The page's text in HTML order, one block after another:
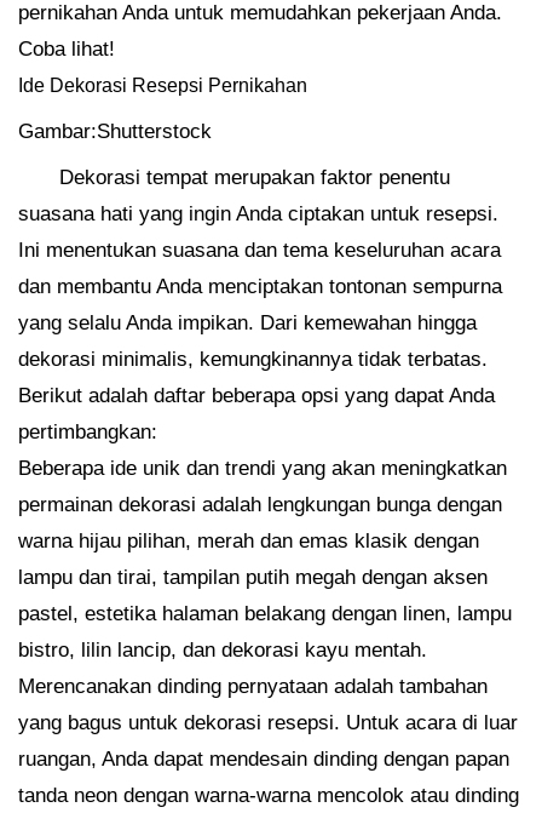
pernikahan Anda untuk memudahkan pekerjaan Anda.
Coba lihat!
Ide Dekorasi Resepsi Pernikahan
Gambar:Shutterstock
Dekorasi tempat merupakan faktor penentu
suasana hati yang ingin Anda ciptakan untuk resepsi.
Ini menentukan suasana dan tema keseluruhan acara
dan membantu Anda menciptakan tontonan sempurna
yang selalu Anda impikan. Dari kemewahan hingga
dekorasi minimalis, kemungkinannya tidak terbatas.
Berikut adalah daftar beberapa opsi yang dapat Anda
pertimbangkan:
Beberapa ide unik dan trendi yang akan meningkatkan
permainan dekorasi adalah lengkungan bunga dengan
warna hijau pilihan, merah dan emas klasik dengan
lampu dan tirai, tampilan putih megah dengan aksen
pastel, estetika halaman belakang dengan linen, lampu
bistro, lilin lancip, dan dekorasi kayu mentah.
Merencanakan dinding pernyataan adalah tambahan
yang bagus untuk dekorasi resepsi. Untuk acara di luar
ruangan, Anda dapat mendesain dinding dengan papan
tanda neon dengan warna-warna mencolok atau dinding